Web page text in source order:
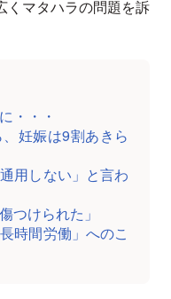
くマタハラの問題を訴
・・・
妊娠は9割あきら
用しない」と言わ
つけられた」
時間労働」へのこ